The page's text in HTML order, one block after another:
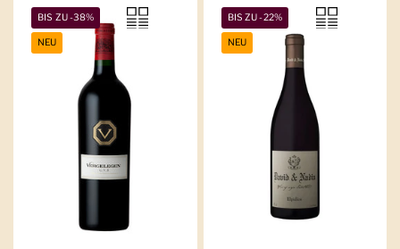
BIS ZU -38%
NEU
BIS ZU -22%
NEU